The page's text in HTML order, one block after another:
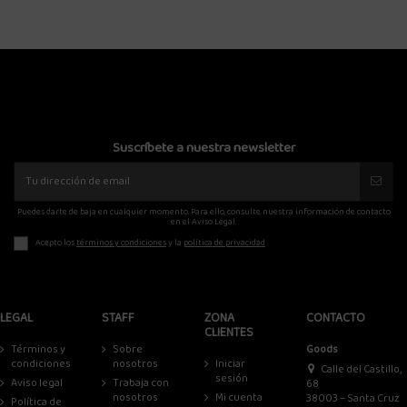
Suscríbete a nuestra newsletter
Puedes darte de baja en cualquier momento. Para ello, consulte nuestra información de contacto
en el Aviso Legal.
Acepto lostérminos y condicionesy la política de privacidad
LEGAL
Términos y
condiciones
Aviso legal
Política de
STAFF
Sobre
nosotros
Trabaja con
nosotros
ZONA
CLIENTES
Iniciar
sesión
Mi cuenta
CONTACTO
Goods
Calle del Castillo,
68
38003 – Santa Cruz